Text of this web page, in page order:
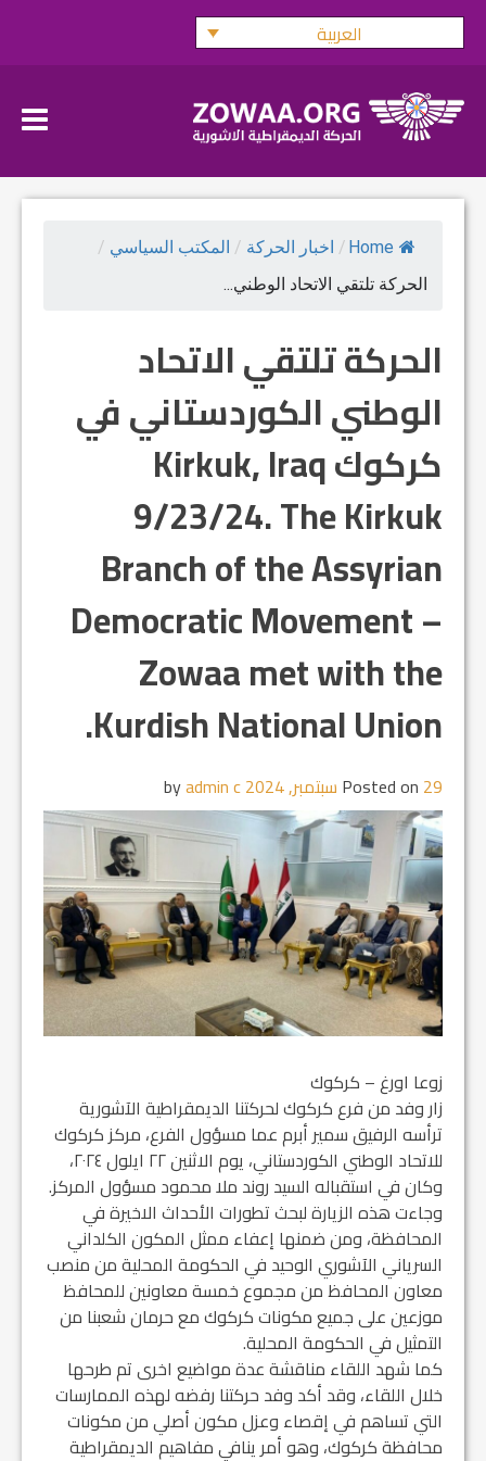
Skip
العربية
Home
/ اخبار الحركة / المكتب السياسي /
الحركة تلتقي الاتحاد الوطني...
الحركة تلتقي الاتحاد
الوطني الكوردستاني في
كركوك Kirkuk, Iraq
9/23/24. The Kirkuk
Branch of the Assyrian
Democratic Movement –
Zowaa met with the
Kurdish National Union.
Posted on 29 سبتمبر, 2024 admin c
زوعا اورغ – كركوك
زار وفد من فرع كركوك لحركتنا الديمقراطية الآشورية
ترأسه الرفيق سمير أبرم عما مسؤول الفرع، مركز كركوك
للاتحاد الوطني الكوردستاني، يوم الاثنين ٢٢ ايلول ٢٠٢٤،
وكان في استقباله السيد روند ملا محمود مسؤول المركز.
وجاءت هذه الزيارة لبحث تطورات الأحداث الاخيرة في
المحافظة، ومن ضمنها إعفاء ممثل المكون الكلداني
السرياني الآشوري الوحيد في الحكومة المحلية من منصب
معاون المحافظ من مجموع خمسة معاونين للمحافظ
موزعين على جميع مكونات كركوك مع حرمان شعبنا من
التمثيل في الحكومة المحلية.
كما شهد اللقاء مناقشة عدة مواضيع اخرى تم طرحها
خلال اللقاء، وقد أكد وفد حركتنا رفضه لهذه الممارسات
التي تساهم في إقصاء وعزل مكون أصلي من مكونات
محافظة كركوك، وهو أمر ينافي مفاهيم الديمقراطية